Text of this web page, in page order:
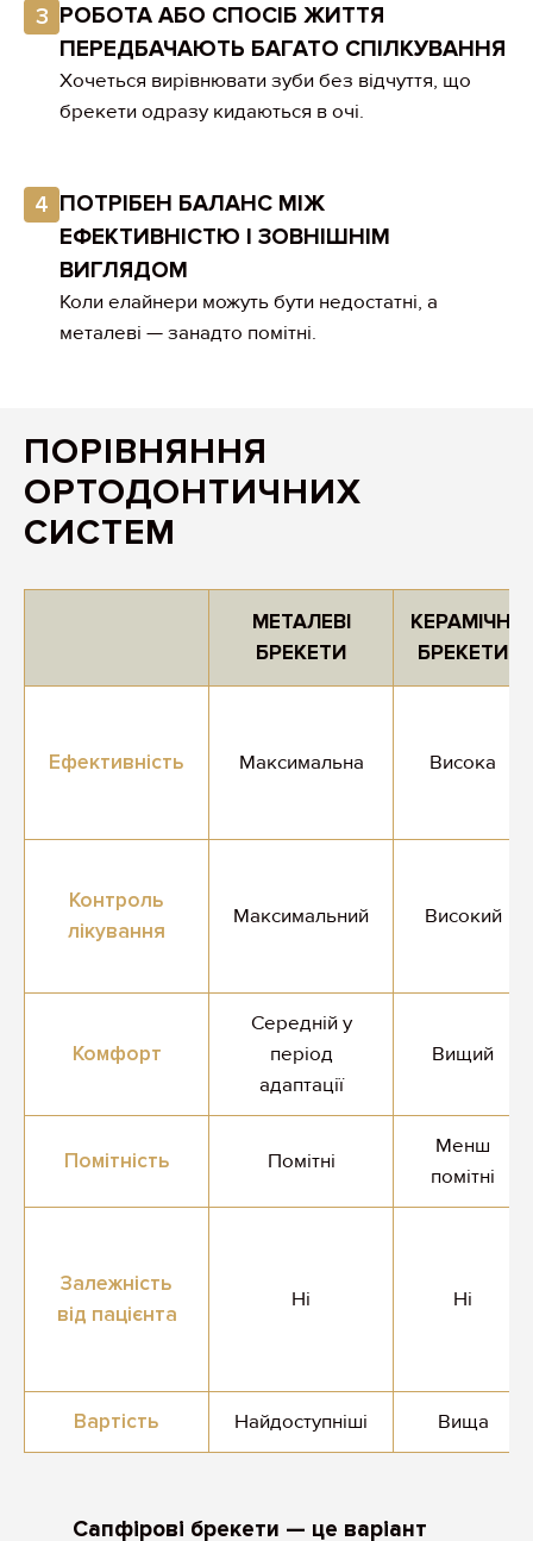
3 РОБОТА АБО СПОСІБ ЖИТТЯ
ПЕРЕДБАЧАЮТЬ БАГАТО СПІЛКУВАННЯ
Хочеться вирівнювати зуби без відчуття, що
брекети одразу кидаються в очі.
4 ПОТРІБЕН БАЛАНС МІЖ
ЕФЕКТИВНІСТЮ І ЗОВНІШНІМ
ВИГЛЯДОМ
Коли елайнери можуть бути недостатні, а
металеві — занадто помітні.
ПОРІВНЯННЯ
ОРТОДОНТИЧНИХ
СИСТЕМ
МЕТАЛЕВІ
БРЕКЕТИ
КЕРАМІЧНІ
БРЕКЕТИ
Ефективність Максимальна Висока
Контроль
лікування
Максимальний Високий
Комфорт
Середній у
період
адаптації
Вищий
Помітність Помітні
Менш
помітні
Залежність
від пацієнта
Ні Ні
Вартість Найдоступніші Вища
Сапфірові брекети — це варіант